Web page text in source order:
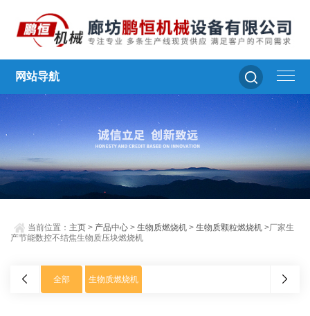
网站导航
当前位置： 主页 > 产品中心 >生物质燃烧机 >生物质颗粒燃烧机 >厂家生
产节能数控不结焦生物质压块燃烧机
全部 生物质燃烧机